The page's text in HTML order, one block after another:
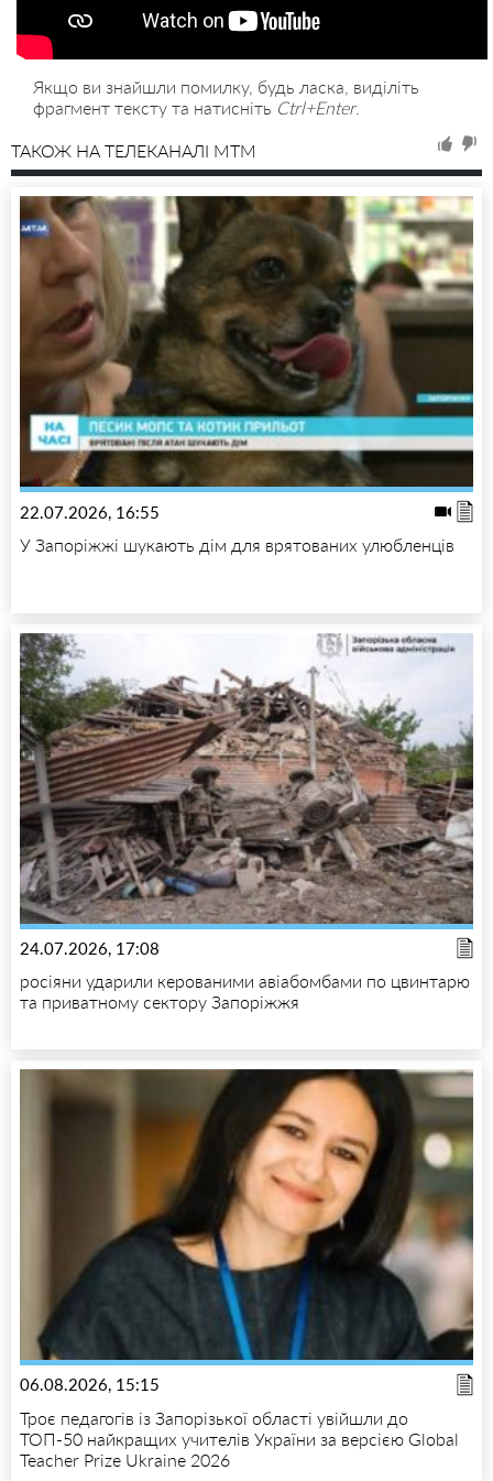
Якщо ви знайшли помилку, будь ласка, виділіть
фрагмент тексту та натисніть Ctrl+Enter.
ТАКОЖ НА ТЕЛЕКАНАЛІ MTM
22.07.2026, 16:55
У Запоріжжі шукають дім для врятованих улюбленців
24.07.2026, 17:08
росіяни ударили керованими авіабомбами по цвинтарю
та приватному сектору Запоріжжя
06.08.2026, 15:15
Троє педагогів із Запорізької області увійшли до
ТОП-50 найкращих учителів України за версією Global
Teacher Prize Ukraine 2026